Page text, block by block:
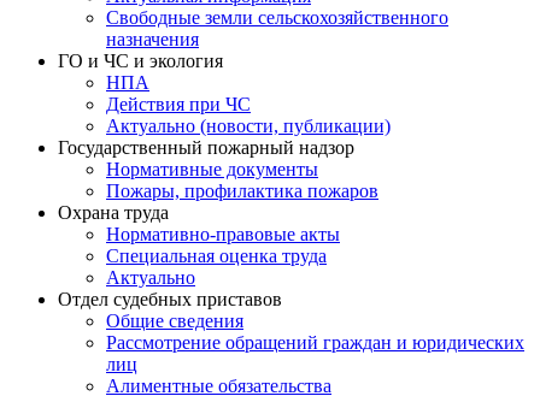
Свободные земли сельскохозяйственного
назначения
ГО и ЧС и экология
НПА
Действия при ЧС
Актуально (новости, публикации)
Государственный пожарный надзор
Нормативные документы
Пожары, профилактика пожаров
Охрана труда
Нормативно-правовые акты
Специальная оценка труда
Актуально
Отдел судебных приставов
Общие сведения
Рассмотрение обращений граждан и юридических
лиц
Алиментные обязательства